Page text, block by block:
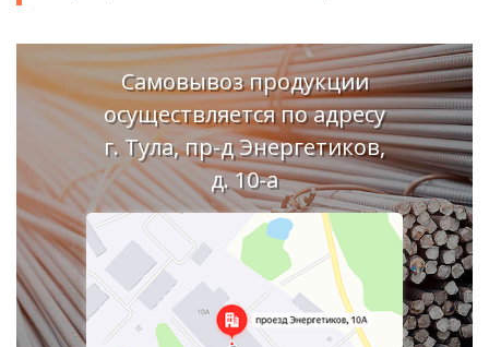
Самовывоз продукции
осуществляется по адресу
г. Тула, пр-д Энергетиков,
д. 10-а